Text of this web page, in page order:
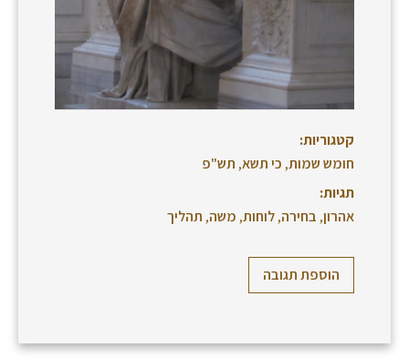
קטגוריות:
חומש שמות, כי תשא, תש"פ
תגיות:
אהרון, בחירה,לוחות, משה, תהליך
הוספת תגובה